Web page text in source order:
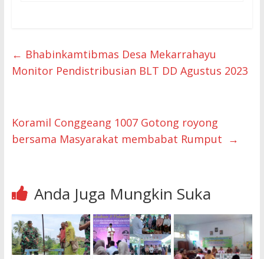
← Bhabinkamtibmas Desa Mekarrahayu
Monitor Pendistribusian BLT DD Agustus 2023
Koramil Conggeang 1007 Gotong royong
bersama Masyarakat membabat Rumput →
Anda Juga Mungkin Suka